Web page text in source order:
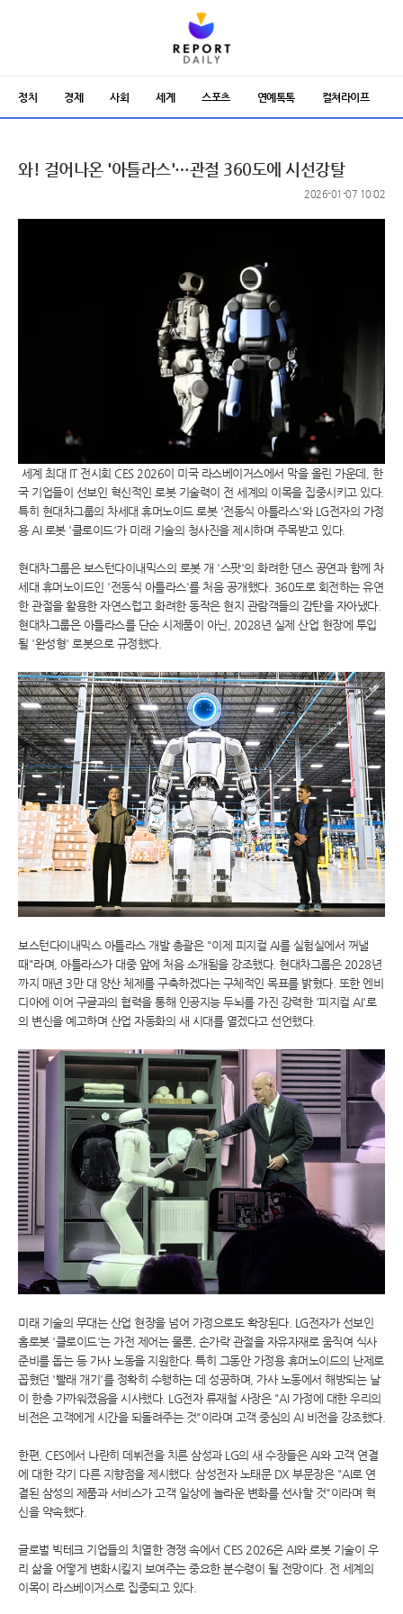
정치 경제 사회 세계 스포츠 연예톡톡 컬쳐라이프
와! 걸어나온 '아틀라스'…관절 360도에 시선강탈
2026-01-07 10:02
세계 최대 IT 전시회 CES 2026이 미국 라스베이거스에서 막을 올린 가운데, 한
국 기업들이 선보인 혁신적인 로봇 기술력이 전 세계의 이목을 집중시키고 있다.
특히 현대차그룹의 차세대 휴머노이드 로봇 '전동식 아틀라스'와 LG전자의 가정
용 AI 로봇 '클로이드'가 미래 기술의 청사진을 제시하며 주목받고 있다.
현대차그룹은 보스턴다이내믹스의 로봇 개 '스팟'의 화려한 댄스 공연과 함께 차
세대 휴머노이드인 '전동식 아틀라스'를 처음 공개했다. 360도로 회전하는 유연
한 관절을 활용한 자연스럽고 화려한 동작은 현지 관람객들의 감탄을 자아냈다.
현대차그룹은 아틀라스를 단순 시제품이 아닌, 2028년 실제 산업 현장에 투입
될 '완성형' 로봇으로 규정했다.
보스턴다이내믹스 아틀라스 개발 총괄은 "이제 피지컬 AI를 실험실에서 꺼낼
때"라며, 아틀라스가 대중 앞에 처음 소개됨을 강조했다. 현대차그룹은 2028년
까지 매년 3만 대 양산 체제를 구축하겠다는 구체적인 목표를 밝혔다. 또한 엔비
디아에 이어 구글과의 협력을 통해 인공지능 두뇌를 가진 강력한 '피지컬 AI'로
의 변신을 예고하며 산업 자동화의 새 시대를 열겠다고 선언했다.
미래 기술의 무대는 산업 현장을 넘어 가정으로도 확장된다. LG전자가 선보인
홈로봇 '클로이드'는 가전 제어는 물론, 손가락 관절을 자유자재로 움직여 식사
준비를 돕는 등 가사 노동을 지원한다. 특히 그동안 가정용 휴머노이드의 난제로
꼽혔던 '빨래 개기'를 정확히 수행하는 데 성공하며, 가사 노동에서 해방되는 날
이 한층 가까워졌음을 시사했다. LG전자 류재철 사장은 "AI 가정에 대한 우리의
비전은 고객에게 시간을 되돌려주는 것"이라며 고객 중심의 AI 비전을 강조했다.
한편, CES에서 나란히 데뷔전을 치른 삼성과 LG의 새 수장들은 AI와 고객 연결
에 대한 각기 다른 지향점을 제시했다. 삼성전자 노태문 DX 부문장은 "AI로 연
결된 삼성의 제품과 서비스가 고객 일상에 놀라운 변화를 선사할 것"이라며 혁
신을 약속했다.
글로벌 빅테크 기업들의 치열한 경쟁 속에서 CES 2026은 AI와 로봇 기술이 우
리 삶을 어떻게 변화시킬지 보여주는 중요한 분수령이 될 전망이다. 전 세계의
이목이 라스베이거스로 집중되고 있다.